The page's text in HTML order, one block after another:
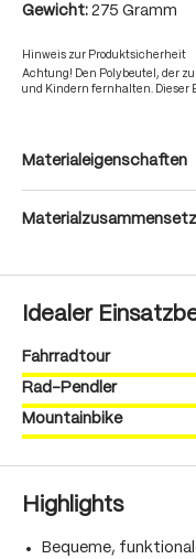
Gewicht: 275 Gramm
Hinweis zur Produktsicherheit
Achtung! Den Polybeutel, der
und Kindern fernhalten. Dieser
Materialeigenschaften
Idealer
Fahrradtour
Rad-Pendler
Mountainbike
Highlights
Bequeme,